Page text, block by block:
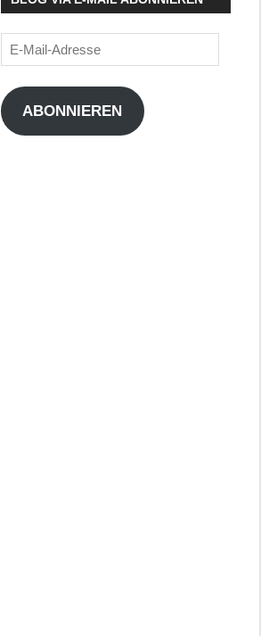
E-
Mail-
Adresse
ABONNIEREN